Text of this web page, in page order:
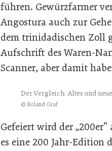
führen. Gewürzfarmer
Angostura auch zur
dem trinidadischen Zoll
Aufschrift des Waren-
Scanner, aber damit
Der Vergleich: Altes und
© Roland Graf
Gefeiert wird der
es eine 200 Jahr-Edition